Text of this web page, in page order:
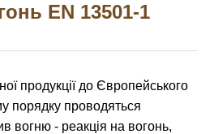
EN 13501-1
продукції до Європейського
порядку проводяться
вогню - реакція на вогонь,